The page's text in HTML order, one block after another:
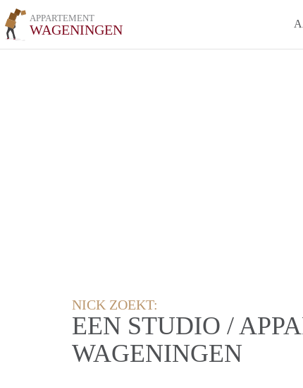
APPARTEMENT
WAGENINGEN
NICK ZOEKT:
EEN STUDIO /
WAGENINGEN